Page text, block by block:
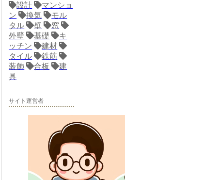
設計
マンショ
ン
換気
モル
タル
壁
窓
外壁
基礎
キ
ッチン
建材
タイル
鉄筋
装飾
合板
建
具
サイト運営者